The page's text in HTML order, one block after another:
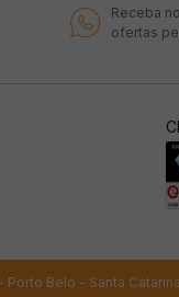
Receba
ofertas
Porto Belo - Santa